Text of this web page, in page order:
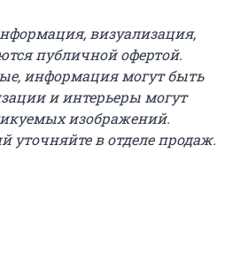
визуализация,
публичной офертой.
информация могут быть
и интерьеры могут
изображений.
уточняйте в отделе продаж.